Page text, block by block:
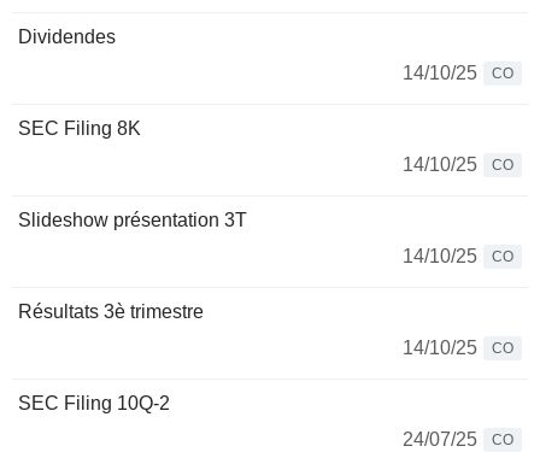
Dividendes
14/10/25
CO
SEC Filing 8K
14/10/25
CO
Slideshow présentation 3T
14/10/25
CO
Résultats 3è trimestre
14/10/25
CO
SEC Filing 10Q-2
24/07/25
CO